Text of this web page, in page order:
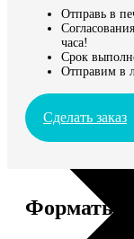
Отправь в
часа!
Срок
Отправим в
Сделать заказ
Форматы и